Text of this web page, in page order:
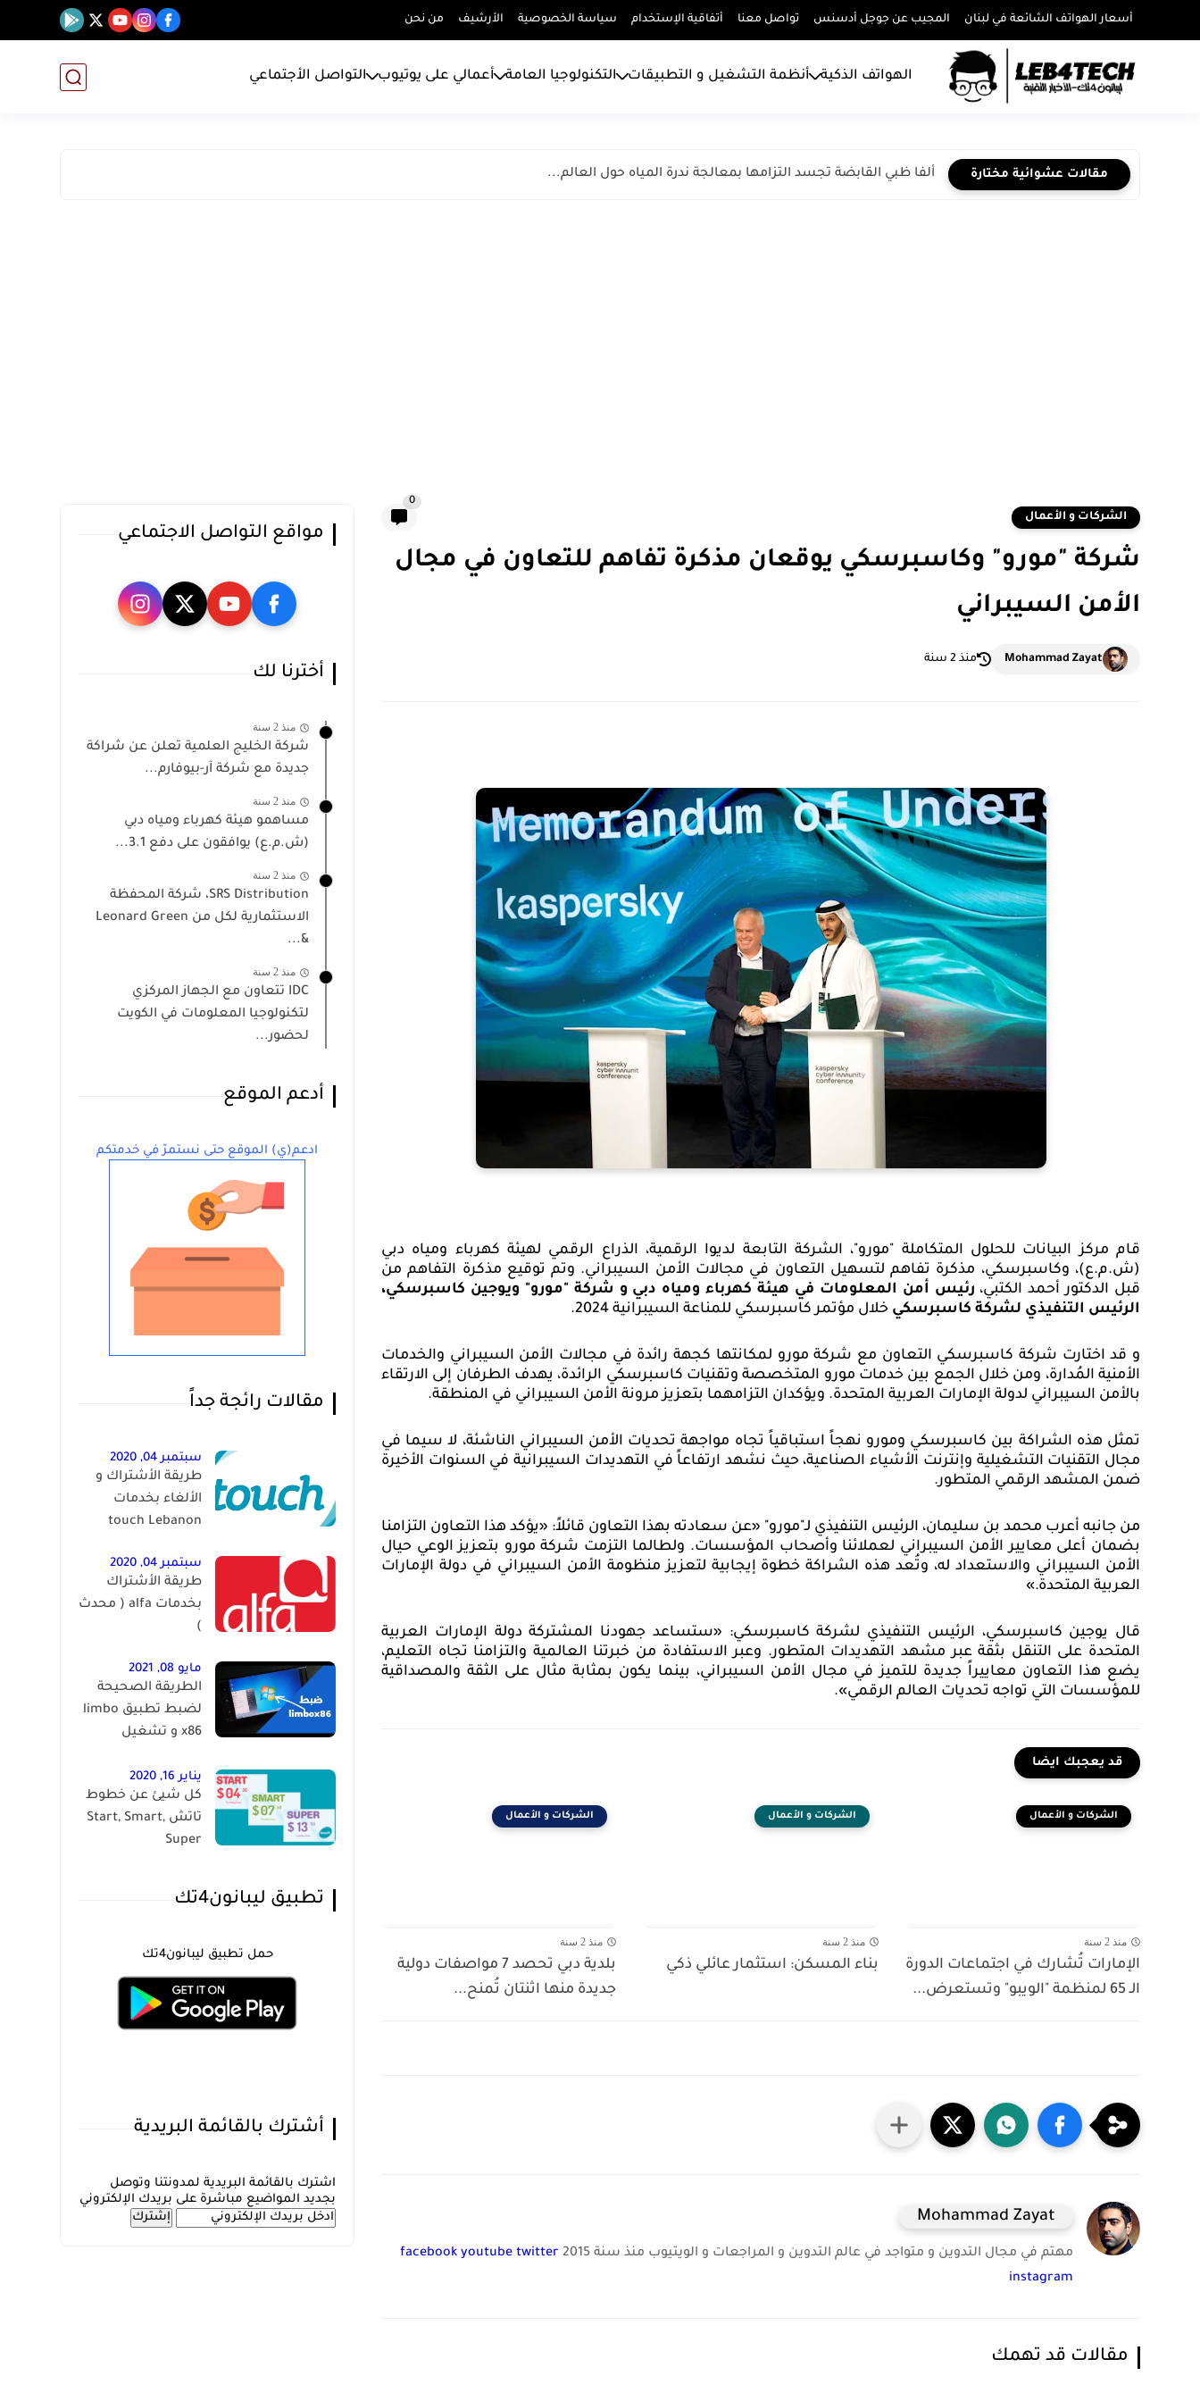
أسعار الهواتف الشائعة في لبنان المجيب عن جوجل أدسنس تواصل معنا أتفاقية الإستخدام سياسة الخصوصية الأرشيف من نحن
الهواتف الذكية أنظمة التشغيل و التطبيقات التكنولوجيا العامة أعمالي على يوتيوب التواصل الأجتماعي
مقالات عشوائية مختارة ألفا ظبي القابضة تجسد التزامها بمعالجة ندرة المياه حول العالم...
الشركات و الأعمال
0
شركة "مورو" وكاسبرسكي يوقعان مذكرة تفاهم للتعاون في مجال
الأمن السيبراني
Mohammad Zayat منذ 2 سنة
قام مركز البيانات للحلول المتكاملة "مورو"، الشركة التابعة لديوا الرقمية، الذراع الرقمي لهيئة كهرباء ومياه دبي
(ش.م.ع)، وكاسبرسكي، مذكرة تفاهم لتسهيل التعاون في مجالات الأمن السيبراني. وتم توقيع مذكرة التفاهم من
قبل الدكتور أحمد الكتبي، رئيس أمن المعلومات في هيئة كهرباء ومياه دبي و شركة "مورو" ويوجين كاسبرسكي،
الرئيس التنفيذي لشركة كاسبرسكي خلال مؤتمر كاسبرسكي للمناعة السيبرانية 2024.
و قد اختارت شركة كاسبرسكي التعاون مع شركة مورو لمكانتها كجهة رائدة في مجالات الأمن السيبراني والخدمات
الأمنية المُدارة، ومن خلال الجمع بين خدمات مورو المتخصصة وتقنيات كاسبرسكي الرائدة، يهدف الطرفان إلى الارتقاء
بالأمن السيبراني لدولة الإمارات العربية المتحدة. ويؤكدان التزامهما بتعزيز مرونة الأمن السيبراني في المنطقة.
تمثل هذه الشراكة بين كاسبرسكي ومورو نهجاً استباقياً تجاه مواجهة تحديات الأمن السيبراني الناشئة، لا سيما في
مجال التقنيات التشغيلية وإنترنت الأشياء الصناعية، حيث نشهد ارتفاعاً في التهديدات السيبرانية في السنوات الأخيرة
ضمن المشهد الرقمي المتطور.
من جانبه أعرب محمد بن سليمان، الرئيس التنفيذي لـ"مورو" «عن سعادته بهذا التعاون قائلاً: «يؤكد هذا التعاون التزامنا
بضمان أعلى معايير الأمن السيبراني لعملائنا وأصحاب المؤسسات. ولطالما التزمت شركة مورو بتعزيز الوعي حيال
الأمن السيبراني والاستعداد له، وتُعد هذه الشراكة خطوة إيجابية لتعزيز منظومة الأمن السيبراني في دولة الإمارات
العربية المتحدة.»
قال يوجين كاسبرسكي، الرئيس التنفيذي لشركة كاسبرسكي: «ستساعد جهودنا المشتركة دولة الإمارات العربية
المتحدة على التنقل بثقة عبر مشهد التهديدات المتطور. وعبر الاستفادة من خبرتنا العالمية والتزامنا تجاه التعليم،
يضع هذا التعاون معاييراً جديدة للتميز في مجال الأمن السيبراني، بينما يكون بمثابة مثال على الثقة والمصداقية
للمؤسسات التي تواجه تحديات العالم الرقمي».
قد يعجبك ايضا
الشركات و الأعمال
منذ 2 سنة
الإمارات تُشارك في اجتماعات الدورة
الـ 65 لمنظمة "الويبو" وتستعرض...
الشركات و الأعمال
منذ 2 سنة
بناء المسكن: استثمار عائلي ذكي
الشركات و الأعمال
منذ 2 سنة
بلدية دبي تحصد 7 مواصفات دولية
جديدة منها اثنتان تُمنح...
Mohammad Zayat
مهتم في مجال التدوين و متواجد في عالم التدوين و المراجعات و الويتيوب منذ سنة 2015 facebook youtube twitter
instagram
مقالات قد تهمك
مواقع التواصل الاجتماعي
أخترنا لك
منذ 2 سنة
شركة الخليج العلمية تعلن عن شراكة
جديدة مع شركة آر-بيوفارم...
منذ 2 سنة
مساهمو هيئة كهرباء ومياه دبي
(ش.م.ع) يوافقون على دفع 3.1...
منذ 2 سنة
SRS Distribution، شركة المحفظة
الاستثمارية لكل من Leonard Green
&...
منذ 2 سنة
IDC تتعاون مع الجهاز المركزي
لتكنولوجيا المعلومات في الكويت
لحضور...
أدعم الموقع
ادعم(ي) الموقع حتى نستمرّ في خدمتكم
مقالات رائجة جداً
سبتمبر 04, 2020
طريقة الأشتراك و
الألغاء بخدمات
touch Lebanon
سبتمبر 04, 2020
طريقة الأشتراك
بخدمات alfa ( محدث
)
مايو 08, 2021
الطريقة الصحيحة
لضبط تطبيق limbo
x86 و تشغيل
يناير 16, 2020
كل شيئ عن خطوط
تاتش Start, Smart,
Super
تطبيق ليبانون4تك
حمل تطبيق ليبانون4تك
أشترك بالقائمة البريدية
اشترك بالقائمة البريدية لمدونتنا وتوصل
بجديد المواضيع مباشرة على بريدك الإلكتروني